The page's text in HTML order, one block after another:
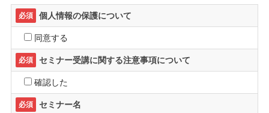
必須 個人情報の保護について
同意する
必須 セミナー受講に関する注意事項について
確認した
必須 セミナー名